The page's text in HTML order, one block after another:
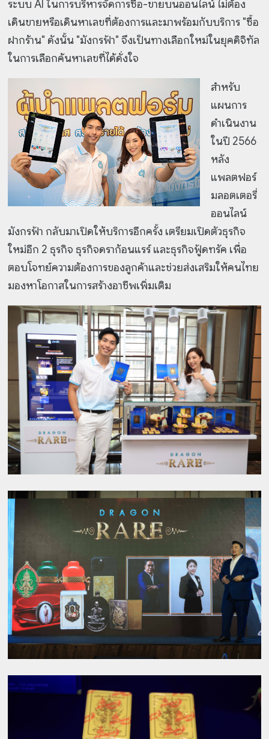
ระบบ AI ในการบริหารจัดการซื้อ-ขายบนออนไลน์ ไม่ต้อง
เดินขายหรือเดินหาเลขที่ต้องการและมาพร้อมกับบริการ "ซื้อ
ฝากร้าน" ดังนั้น "มังกรฟ้า" จึงเป็นทางเลือกใหม่ในยุคดิจิทัล
ในการเลือกค้นหาเลขที่ได้ดั่งใจ
สำหรับ
แผนการ
ดำเนินงาน
ในปี 2566
หลัง
แพลตฟอร์
มลอตเตอรี่
ออนไลน์
มังกรฟ้า กลับมาเปิดให้บริการอีกครั้ง เตรียมเปิดตัวธุรกิจ
ใหม่อีก 2 ธุรกิจ ธุรกิจดราก้อนแรร์ และธุรกิจฟู้ดทรัค เพื่อ
ตอบโจทย์ความต้องการของลูกค้าและช่วยส่งเสริมให้คนไทย
มองหาโอกาสในการสร้างอาชีพเพิ่มเติม